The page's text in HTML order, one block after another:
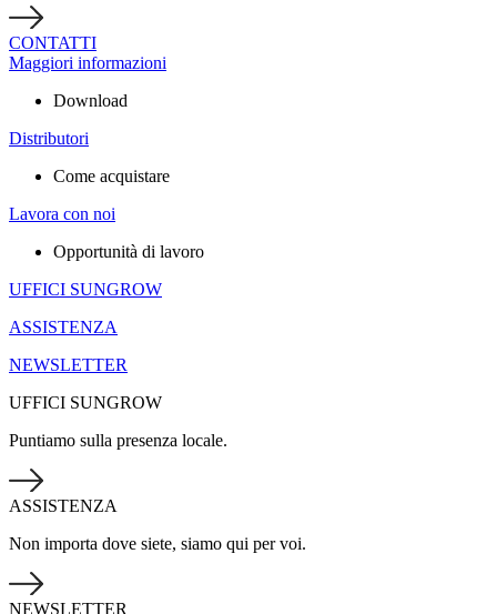
CONTATTI
Maggiori informazioni
Download
Distributori
Come acquistare
Lavora con noi
Opportunità di lavoro
UFFICI SUNGROW
ASSISTENZA
NEWSLETTER
UFFICI SUNGROW
Puntiamo sulla presenza locale.
ASSISTENZA
Non importa dove siete, siamo qui per voi.
NEWSLETTER